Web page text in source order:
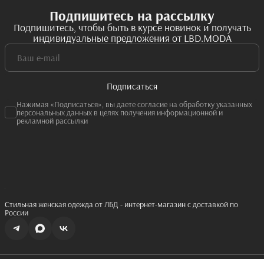
Подпишитесь на рассылку
Подпишитесь, чтобы быть в курсе новинок и получать
индивидуальные предложения от LBD.MODA
Подписаться
Нажимая «Подписаться», вы даете согласие на обработку указанных
персональных данных в целях получения информационной и
рекламной рассылки
Стильная женская одежда от ЛБД - интернет-магазин с доставкой по
России